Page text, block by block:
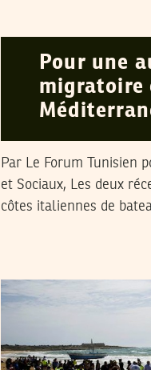
Pour une
migratoire
Par Le Forum Tunisien
et Sociaux, Les deux
côtes italiennes de